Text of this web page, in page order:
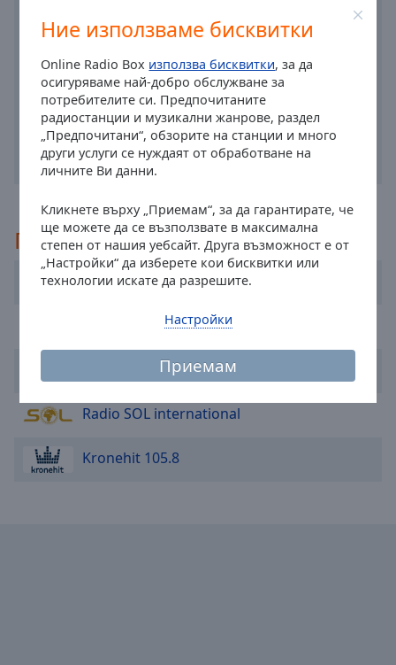
Ние използваме бисквитки
Online Radio Box използва бисквитки, за да
осигуряваме най-добро обслужване за
потребителите си. Предпочитаните
радиостанции и музикални жанрове, раздел
„Предпочитани“, обзорите на станции и много
други услуги се нуждаят от обработване на
личните Ви данни.
Кликнете върху „Приемам“, за да гарантирате, че
ще можете да се възползвате в максимална
степен от нашия уебсайт. Друга възможност е от
„Настройки“ да изберете кои бисквитки или
технологии искате да разрешите.
Приемам
Настройки
selected
Picture-
Picture
Fullscreen
modal
window.
window.
Escape
cancel
Препоръчано
Melodie Exklusiv
Arabella Wien
Radio SOL international
Kronehit 105.8